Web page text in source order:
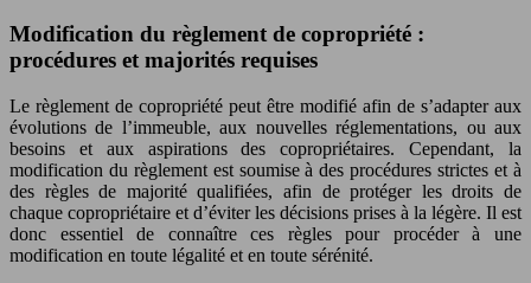
Modification du règlement de copropriété :
procédures et majorités requises
Le règlement de copropriété peut être modifié afin de s’adapter aux
évolutions de l’immeuble, aux nouvelles réglementations, ou aux
besoins et aux aspirations des copropriétaires. Cependant, la
modification du règlement est soumise à des procédures strictes et à
des règles de majorité qualifiées, afin de protéger les droits de
chaque copropriétaire et d’éviter les décisions prises à la légère. Il est
donc essentiel de connaître ces règles pour procéder à une
modification en toute légalité et en toute sérénité.